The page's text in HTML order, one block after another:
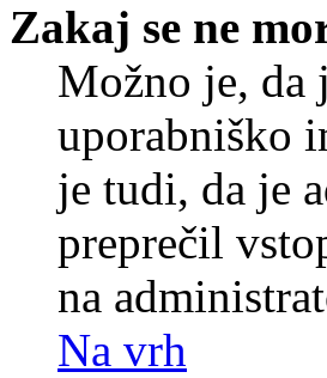
Zakaj se ne
Možno je, da
uporabniško
je tudi, da je
preprečil
na
Na vrh